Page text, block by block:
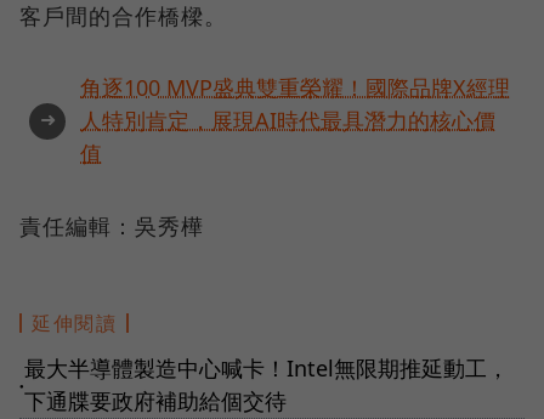
客戶間的合作橋樑。
➜
角逐100 MVP盛典雙重榮耀！國際品牌X經理
人特別肯定，展現AI時代最具潛力的核心價
值
責任編輯：吳秀樺
延伸閱讀
●
最大半導體製造中心喊卡！Intel無限期推延動工，
下通牒要政府補助給個交待